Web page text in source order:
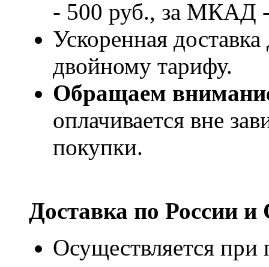
- 500 руб., за МКАД
Ускоренная
двойному тарифу.
Обращаем
оплачивается вне
покупки.
Доставка по России
Осуществляется при